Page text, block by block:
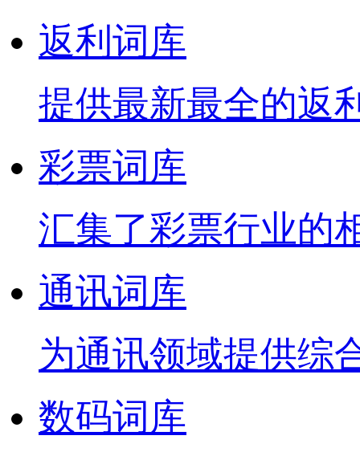
返利词库
提供最新最全的返
彩票词库
汇集了彩票行业的
通讯词库
为通讯领域提供综
数码词库